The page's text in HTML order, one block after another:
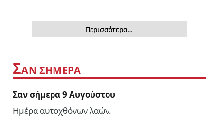
Περισσότερα…
ΣΑΝ ΣΗΜΕΡΑ
Σαν σήμερα 9 Αυγούστου
Ημέρα αυτοχθόνων λαών.